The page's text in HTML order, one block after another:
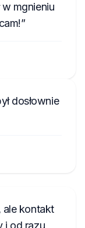
mgnieniu
dosłownie
ale kontakt
i od razu